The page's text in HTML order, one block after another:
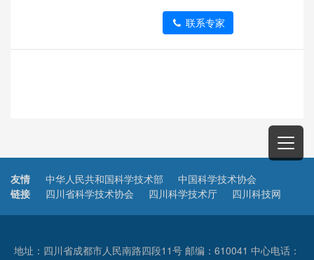
联系专家
友情
链接
中华人民共和国科学技术部
中国科学技术协会
四川省科学技术协会
四川科学技术厅 四川科技网
地址：四川省成都市人民南路四段11号 邮编：610041 中心电话：